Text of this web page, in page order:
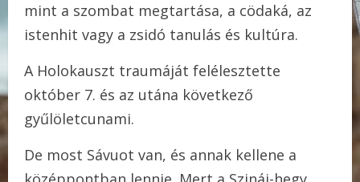
mint a szombat megtartása, a cödaká, az
istenhit vagy a zsidó tanulás és kultúra.
A Holokauszt traumáját felélesztette
október 7. és az utána következő
gyűlöletcunami.
De most Sávuot van, és annak kellene a